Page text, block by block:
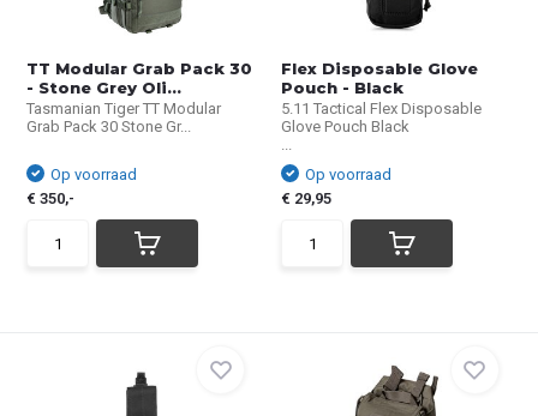
TT Modular Grab Pack 30
- Stone Grey Oli...
Tasmanian Tiger TT Modular
Grab Pack 30 Stone Gr...
Op voorraad
€ 350,-
Flex Disposable Glove
Pouch - Black
5.11 Tactical Flex Disposable
Glove Pouch Black
...
Op voorraad
€ 29,95